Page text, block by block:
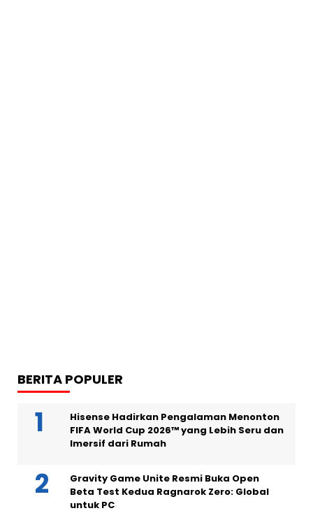
BERITA POPULER
Hisense Hadirkan Pengalaman Menonton
FIFA World Cup 2026™ yang Lebih Seru dan
Imersif dari Rumah
Gravity Game Unite Resmi Buka Open
Beta Test Kedua Ragnarok Zero: Global
untuk PC